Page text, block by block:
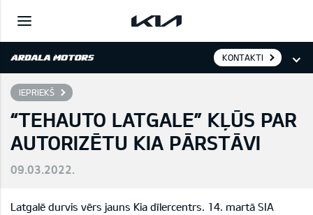
KONTAKTI
IEPRIEKŠ
“TEHAUTO LATGALE” KĻŪS PAR
AUTORIZĒTU KIA PĀRSTĀVI
09.03.2022.
Latgalē durvis vērs jauns Kia dīlercentrs. 14. martā SIA